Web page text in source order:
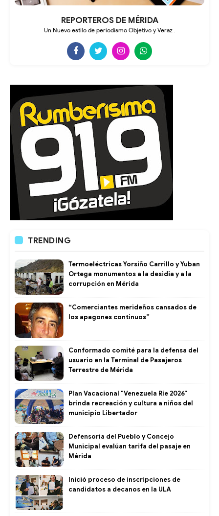
REPORTEROS DE MÉRIDA
Un Nuevo estilo de periodismo Objetivo y Veraz .
TRENDING
Termoeléctricas Yorsiño Carrillo y Yuban
Ortega monumentos a la desidia y a la
corrupción en Mérida
“Comerciantes merideños cansados de
los apagones continuos”
Conformado comité para la defensa del
usuario en la Terminal de Pasajeros
Terrestre de Mérida
Plan Vacacional "Venezuela Ríe 2026"
brinda recreación y cultura a niños del
municipio Libertador
Defensoría del Pueblo y Concejo
Municipal evalúan tarifa del pasaje en
Mérida
Inició proceso de inscripciones de
candidatos a decanos en la ULA